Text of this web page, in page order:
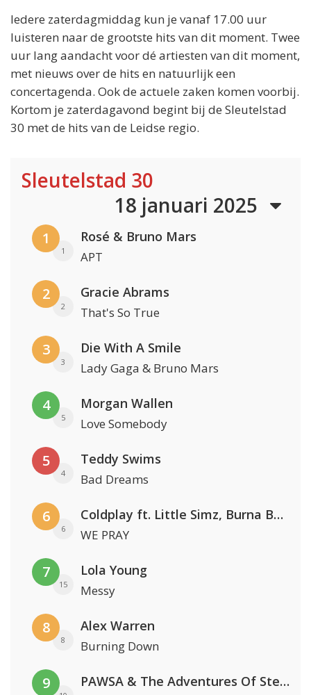
Iedere zaterdagmiddag kun je vanaf 17.00 uur
luisteren naar de grootste hits van dit moment. Twee
uur lang aandacht voor dé artiesten van dit moment,
met nieuws over de hits en natuurlijk een
concertagenda. Ook de actuele zaken komen voorbij.
Kortom je zaterdagavond begint bij de Sleutelstad
30 met de hits van de Leidse regio.
Sleutelstad 30
18 januari 2025
1
1
Rosé & Bruno Mars
APT
2
2
Gracie Abrams
That's So True
3
3
Die With A Smile
Lady Gaga & Bruno Mars
4
5
Morgan Wallen
Love Somebody
5
4
Teddy Swims
Bad Dreams
6
6
Coldplay ft. Little Simz, Burna Boy, Elyanna & Tini
WE PRAY
7
15
Lola Young
Messy
8
8
Alex Warren
Burning Down
9 PAWSA & The Adventures Of Stevie V